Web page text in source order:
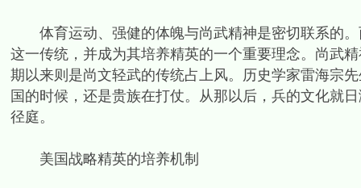
体育运动、强健的体魄与尚武精神是密切联系的。
这一传统，并成为其培养精英的一个重要理念。尚武
期以来则是尚文轻武的传统占上风。历史学家雷海宗
国的时候，还是贵族在打仗。从那以后，兵的文化就
径庭。
美国战略精英的培养机制